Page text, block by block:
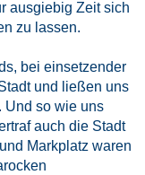
ausgiebig Zeit sich
zu lassen.
bei einsetzender
und ließen uns
Und so wie uns
auch die Stadt
Markplatz waren